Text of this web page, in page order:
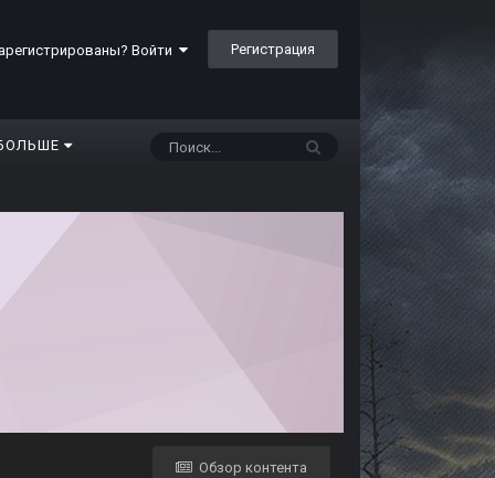
Войти Регистрация
Обзор контента